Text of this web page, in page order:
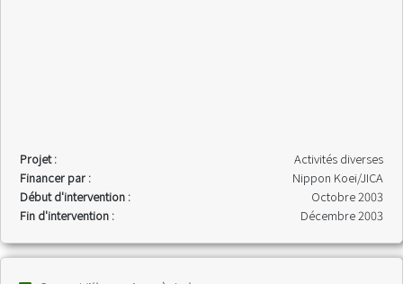
Projet :
Activités diverses
Financer par :
Nippon Koei/JICA
Début d'intervention :
Octobre 2003
Fin d'intervention :
Décembre 2003